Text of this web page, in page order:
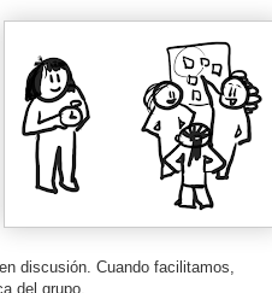
discusión. Cuando facilitamos,
del grupo.